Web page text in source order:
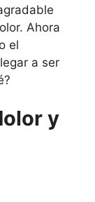
Ahora
el
a ser
y